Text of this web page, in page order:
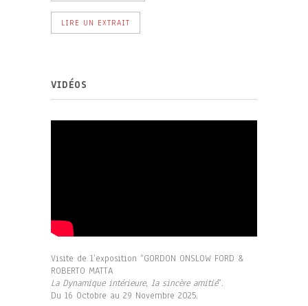
LIRE UN EXTRAIT
VIDÉOS
Visite de l’exposition “GORDON ONSLOW FORD &
ROBERTO MATTA
La Dynamique intérieure, la sincère amitié”.
Du 16 Octobre au 29 Novembre 2025.